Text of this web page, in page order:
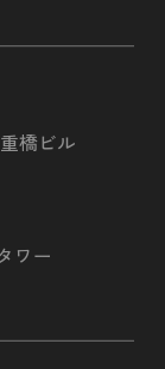
橋ビル
ワー